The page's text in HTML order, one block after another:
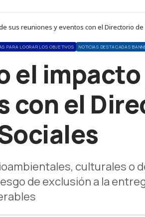
sus reuniones y eventos con el Directorio de
PARA LOGRAR LOS OBJETIVOS NOTICIAS DESTACADAS
el
con el
culturales o
de exclusión a la